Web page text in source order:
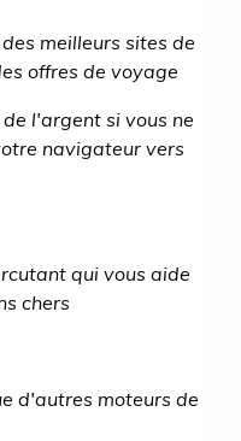
meilleurs sites de
offres de voyage
l'argent si vous ne
navigateur vers
qui vous aide
chers
d'autres moteurs de